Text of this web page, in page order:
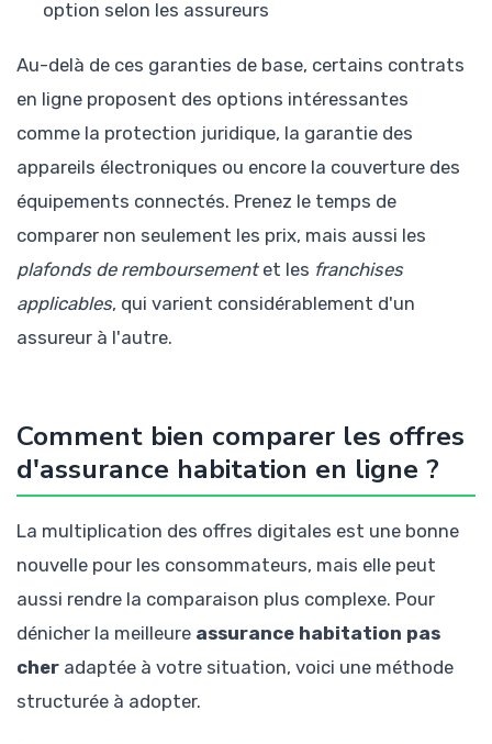
option selon les assureurs
Au-delà de ces garanties de base, certains contrats
en ligne proposent des options intéressantes
comme la protection juridique, la garantie des
appareils électroniques ou encore la couverture des
équipements connectés. Prenez le temps de
comparer non seulement les prix, mais aussi les
plafonds de remboursementet les franchises
applicables, qui varient considérablement d'un
assureur à l'autre.
Comment bien comparer les offres
d'assurance habitation en ligne ?
La multiplication des offres digitales est une bonne
nouvelle pour les consommateurs, mais elle peut
aussi rendre la comparaison plus complexe. Pour
dénicher la meilleure assurance habitation pas
cher adaptée à votre situation, voici une méthode
structurée à adopter.